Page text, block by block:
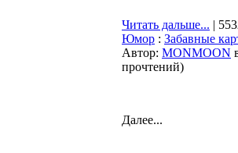
Читать дальше... |
Юмор : Забавные
Автор: MONMOON
прочтений)
Далее...